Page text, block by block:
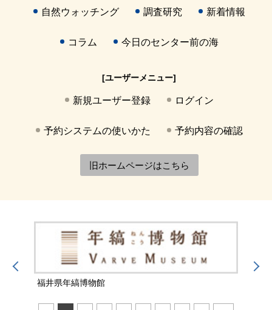
自然ウォッチング 調査研究 新着情報
コラム 今日のセンター前の海
[ユーザーメニュー]
新規ユーザー登録 ログイン
予約システムの使いかた 予約内容の確認
旧ホームページはこちら
福井県年縞博物館